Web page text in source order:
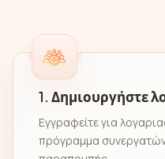
1. Δημιουργήστε
Εγγραφείτε για
πρόγραμμα